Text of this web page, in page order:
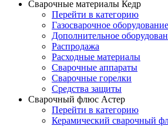
Сварочные материалы Кедр
Перейти в категорию
Газосварочное оборудование
Дополнительное
Распродажа
Расходные материалы
Сварочные аппараты
Сварочные горелки
Средства защиты
Сварочный флюс Астер
Перейти в категорию
Керамический сварочный